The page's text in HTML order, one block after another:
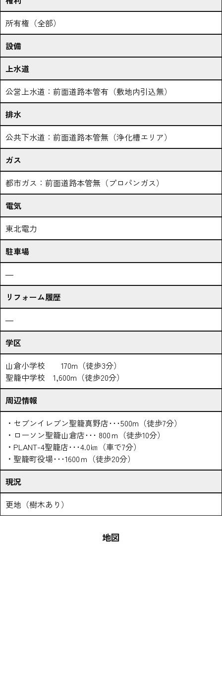
所有権（全部）
設備
上水道
公営上水道：前面道路本管有（敷地内引込無）
排水
公共下水道：前面道路本管無（浄化槽エリア）
ガス
都市ガス：前面道路本管無（プロパンガス）
電気
東北電力
駐車場
―
リフォーム履歴
―
学区
山倉小学校 170m（徒歩3分）
聖籠中学校 1,600m（徒歩20分）
周辺情報
・セブンイレブン聖籠真野店･･･500m（徒歩7分）
・ローソン聖籠山倉店･･･ 800ｍ（徒歩10分）
・PLANT-4聖籠店･･･4.0㎞（車で7分）
・聖籠町役場･･･1600ｍ（徒歩20分）
現況
更地（樹木あり）
地図